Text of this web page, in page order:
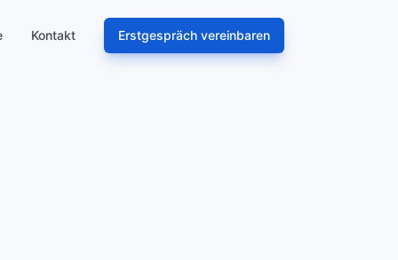
Kontakt Erstgespräch vereinbaren